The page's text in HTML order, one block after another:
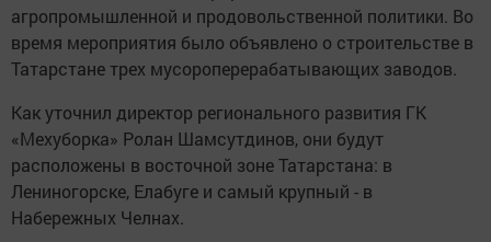
агропромышленной и продовольственной политики. Во
время мероприятия было объявлено о строительстве в
Татарстане трех мусороперерабатывающих заводов.
Как уточнил директор регионального развития ГК
«Мехуборка» Ролан Шамсутдинов, они будут
расположены в восточной зоне Татарстана: в
Лениногорске, Елабуге и самый крупный - в
Набережных Челнах.